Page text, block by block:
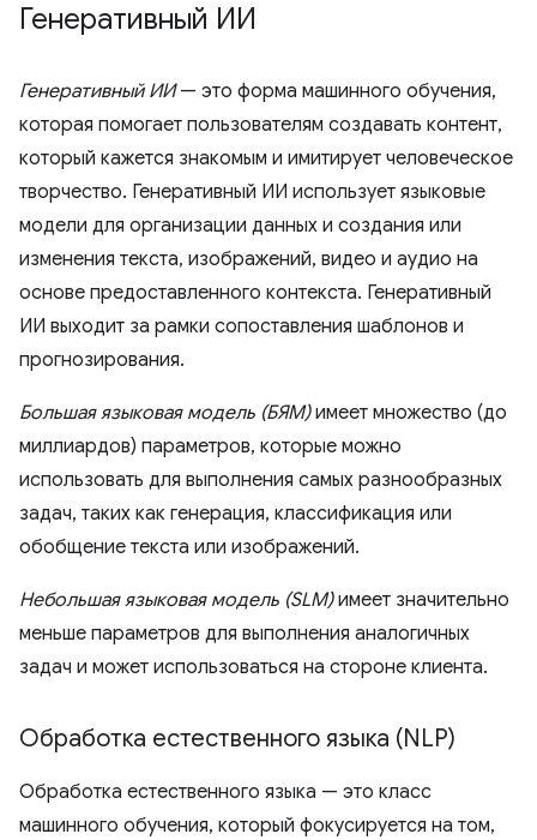
Генеративный ИИ
Генеративный ИИ— это форма машинного обучения,
которая помогает пользователям создавать контент,
который кажется знакомым и имитирует человеческое
творчество. Генеративный ИИ использует языковые
модели для организации данных и создания или
изменения текста, изображений, видео и аудио на
основе предоставленного контекста. Генеративный
ИИ выходит за рамки сопоставления шаблонов и
прогнозирования.
Большая языковая модель (БЯМ)имеет множество (до
миллиардов) параметров, которые можно
использовать для выполнения самых разнообразных
задач, таких как генерация, классификация или
обобщение текста или изображений.
Небольшая языковая модель (SLM)имеет значительно
меньше параметров для выполнения аналогичных
задач и может использоваться на стороне клиента.
Обработка естественного языка (NLP)
Обработка естественного языка — это класс
машинного обучения, который фокусируется на том,